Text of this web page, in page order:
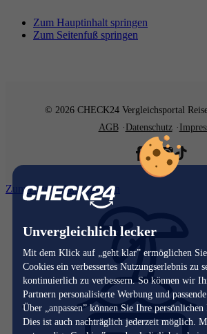
Unvergleichlich lecker
Mit dem Klick auf „geht klar” ermöglichen
Cookies ein verbessertes Nutzungserlebnis zu
kontinuierlich zu verbessern. So können wir
Partnern personalisierte Werbung und
Über „anpassen” können Sie Ihre persönlichen
Dies ist auch nachträglich jederzeit möglich.
Zum Hauptinhalt springen
Zum Seitenfuß springen
© 2026 CHECK24 Vergleichsportal
AGB
Datenschutz
Zum Hauptinhalt springen